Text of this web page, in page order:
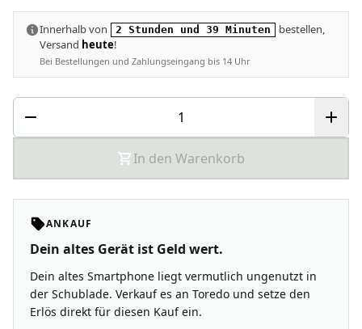
Innerhalb von 2 Stunden und 39 Minuten
bestellen,
Versand heute!
Bei Bestellungen und Zahlungseingang bis 14 Uhr
In den Warenkorb
ANKAUF
Dein altes Gerät ist Geld wert.
Dein altes Smartphone liegt vermutlich ungenutzt in
der Schublade. Verkauf es an Toredo und setze den
Erlös direkt für diesen Kauf ein.